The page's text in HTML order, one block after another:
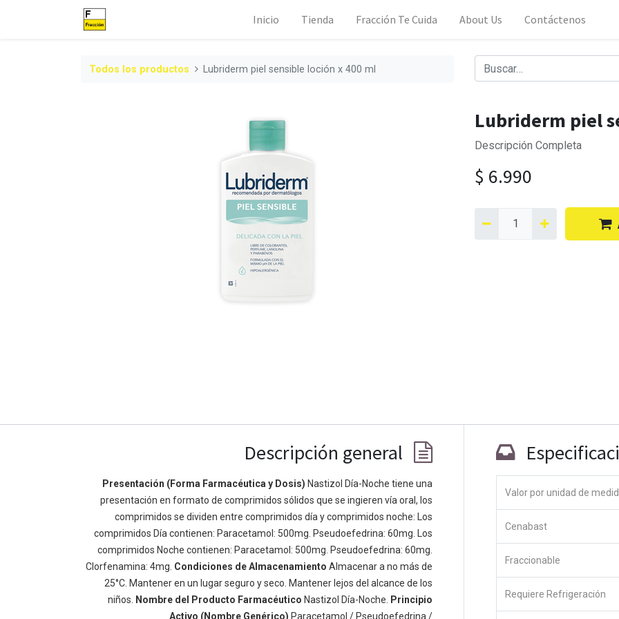
Inicio Tienda Fracción Te Cuida About Us Contáctenos
Todos los productos Lubriderm piel sensible loción x 400 ml
Lubriderm piel
Descripción Completa
$ 6.990
Descripción general
Presentación (Forma Farmacéutica y Dosis) Nastizol Día-Noche tiene una
presentación en formato de comprimidos sólidos que se ingieren vía oral, los
comprimidos se dividen entre comprimidos día y comprimidos noche: Los
comprimidos Día contienen: Paracetamol: 500mg. Pseudoefedrina: 60mg. Los
comprimidos Noche contienen: Paracetamol: 500mg. Pseudoefedrina: 60mg.
Clorfenamina: 4mg. Condiciones de Almacenamiento Almacenar a no más de
25°C. Mantener en un lugar seguro y seco. Mantener lejos del alcance de los
niños.
Nombre del Producto Farmacéutico Nastizol Día-Noche.
Principio
Activo (Nombre Genérico) Paracetamol / Pseudoefedrina /
Valor por unidad de
Cenabast
Fraccionable
Requiere Refrigeración
Enlaces de Ínteres
Inicio
Acerca de
Productos
Servicios
Política de privacidad
Acerca de
Somos un equipo de personas apasionadas cuyo objetivo es
mejorar la vida de todos a través de productos disruptivos.
Construimos grandes productos para resolver sus problemas
de negocio. Nuestros productos están diseñados para
pequeñas y medianas empresas dispuestas a optimizar su
rendimiento.